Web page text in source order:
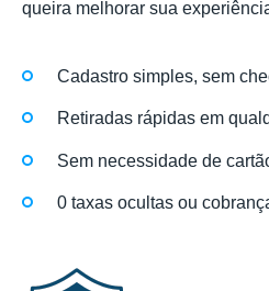
queira melhorar sua
Cadastro simples, sem
Retiradas rápidas em
Sem necessidade de
0 taxas ocultas ou